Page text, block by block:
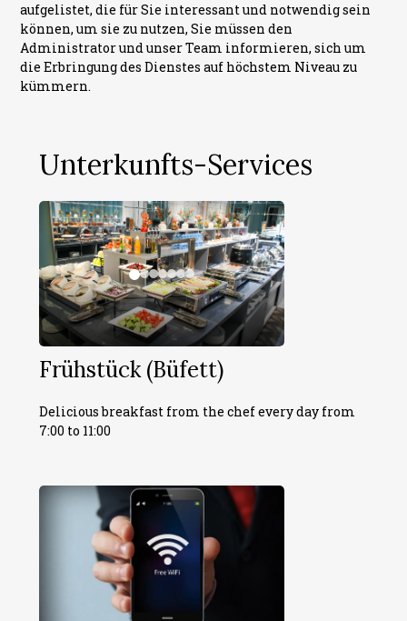
aufgelistet, die für Sie interessant und notwendig sein
können, um sie zu nutzen, Sie müssen den
Administrator und unser Team informieren, sich um
die Erbringung des Dienstes auf höchstem Niveau zu
kümmern.
Unterkunfts-Services
Frühstück (Büfett)
Delicious breakfast from the chef every day from
7:00 to 11:00